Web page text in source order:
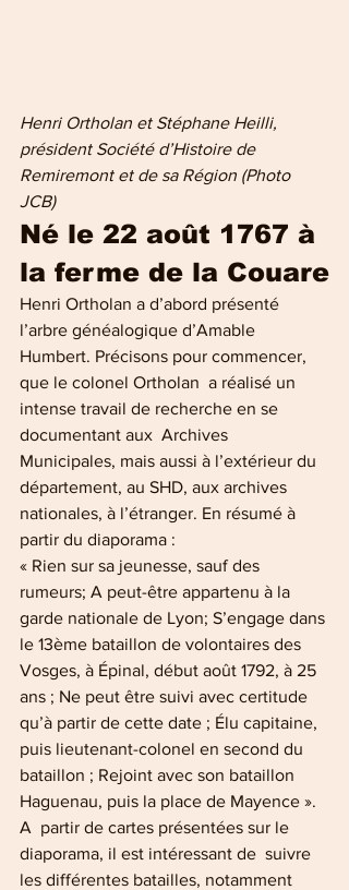
Henri Ortholan et Stéphane Heilli,
président Société d’Histoire de
Remiremont et de sa Région (Photo
JCB)
Né le 22 août 1767 à
la ferme de la Couare
Henri Ortholan a d’abord présenté
l’arbre généalogique d’Amable
Humbert. Précisons pour commencer,
que le colonel Ortholan  a réalisé un
intense travail de recherche en se
documentant aux  Archives
Municipales, mais aussi à l’extérieur du
département, au SHD, aux archives
nationales, à l’étranger. En résumé à
partir du diaporama :
« Rien sur sa jeunesse, sauf des
rumeurs; A peut-être appartenu à la
garde nationale de Lyon; S’engage dans
le 13ème bataillon de volontaires des
Vosges, à Épinal, début août 1792, à 25
ans ; Ne peut être suivi avec certitude
qu’à partir de cette date ; Élu capitaine,
puis lieutenant-colonel en second du
bataillon ; Rejoint avec son bataillon
Haguenau, puis la place de Mayence ».
A  partir de cartes présentées sur le
diaporama, il est intéressant de  suivre
les différentes batailles, notamment